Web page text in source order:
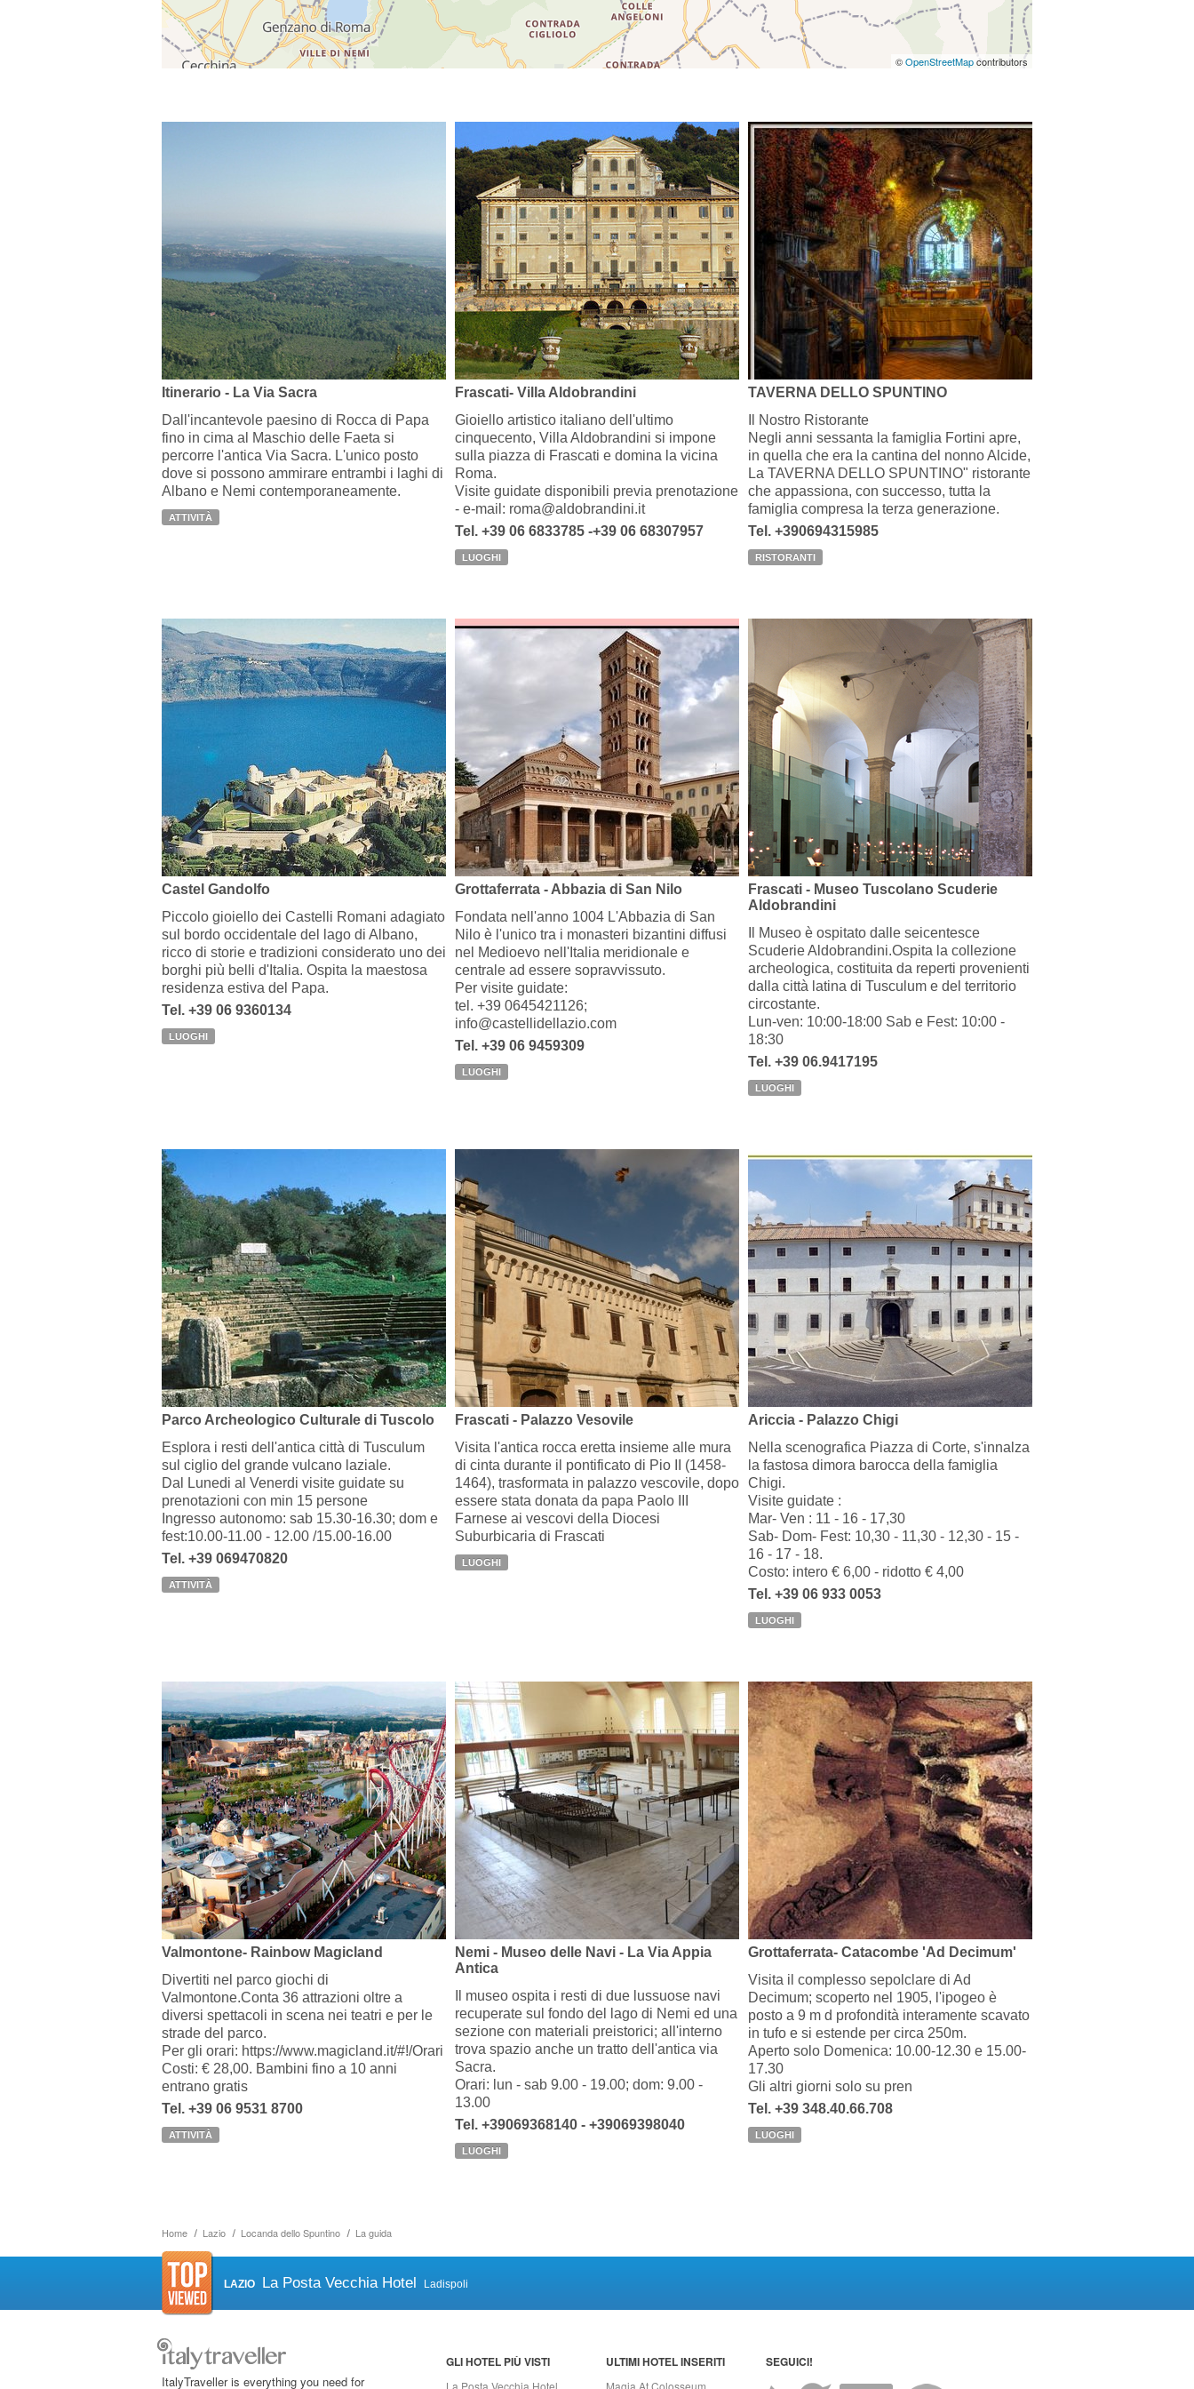
Home Lazio Locanda dello Spuntino La guida
©OpenStreetMapcontributors
Itinerario - La Via Sacra
Dall'incantevole paesino di Rocca di Papa
fino in cima al Maschio delle Faeta si
percorre l'antica Via Sacra. L'unico posto
dove si possono ammirare entrambi i laghi di
Albano e Nemi contemporaneamente.
ATTIVITÀ
Frascati- Villa Aldobrandini
Gioiello artistico italiano dell'ultimo
cinquecento, Villa Aldobrandini si impone
sulla piazza di Frascati e domina la vicina
Roma.
Visite guidate disponibili previa prenotazione
- e-mail: roma@aldobrandini.it
Tel. +39 06 6833785 -+39 06 68307957
LUOGHI
TAVERNA DELLO SPUNTINO
Il Nostro Ristorante
Negli anni sessanta la famiglia Fortini apre,
in quella che era la cantina del nonno Alcide,
La TAVERNA DELLO SPUNTINO" ristorante
che appassiona, con successo, tutta la
famiglia compresa la terza generazione.
Tel. +390694315985
RISTORANTI
Castel Gandolfo
Piccolo gioiello dei Castelli Romani adagiato
sul bordo occidentale del lago di Albano,
ricco di storie e tradizioni considerato uno dei
borghi più belli d'Italia. Ospita la maestosa
residenza estiva del Papa.
Tel. +39 06 9360134
LUOGHI
Grottaferrata - Abbazia di San Nilo
Fondata nell'anno 1004 L'Abbazia di San
Nilo è l'unico tra i monasteri bizantini diffusi
nel Medioevo nell'Italia meridionale e
centrale ad essere sopravvissuto.
Per visite guidate:
tel. +39 0645421126;
info@castellidellazio.com
Tel. +39 06 9459309
LUOGHI
Frascati - Museo Tuscolano Scuderie
Aldobrandini
Il Museo è ospitato dalle seicentesce
Scuderie Aldobrandini.Ospita la collezione
archeologica, costituita da reperti provenienti
dalla città latina di Tusculum e del territorio
circostante.
Lun-ven: 10:00-18:00 Sab e Fest: 10:00 -
18:30
Tel. +39 06.9417195
LUOGHI
Parco Archeologico Culturale di Tuscolo
Esplora i resti dell'antica città di Tusculum
sul ciglio del grande vulcano laziale.
Dal Lunedi al Venerdi visite guidate su
prenotazioni con min 15 persone
Ingresso autonomo: sab 15.30-16.30; dom e
fest:10.00-11.00 - 12.00 /15.00-16.00
Tel. +39 069470820
ATTIVITÀ
Frascati - Palazzo Vesovile
Visita l'antica rocca eretta insieme alle mura
di cinta durante il pontificato di Pio II (1458-
1464), trasformata in palazzo vescovile, dopo
essere stata donata da papa Paolo III
Farnese ai vescovi della Diocesi
Suburbicaria di Frascati
LUOGHI
Ariccia - Palazzo Chigi
Nella scenografica Piazza di Corte, s'innalza
la fastosa dimora barocca della famiglia
Chigi.
Visite guidate :
Mar- Ven : 11 - 16 - 17,30
Sab- Dom- Fest: 10,30 - 11,30 - 12,30 - 15 -
16 - 17 - 18.
Costo: intero € 6,00 - ridotto € 4,00
Tel. +39 06 933 0053
LUOGHI
Valmontone- Rainbow Magicland
Divertiti nel parco giochi di
Valmontone.Conta 36 attrazioni oltre a
diversi spettacoli in scena nei teatri e per le
strade del parco.
Per gli orari: https://www.magicland.it/#!/Orari
Costi: € 28,00. Bambini fino a 10 anni
entrano gratis
Tel. +39 06 9531 8700
ATTIVITÀ
Nemi - Museo delle Navi - La Via Appia
Antica
Il museo ospita i resti di due lussuose navi
recuperate sul fondo del lago di Nemi ed una
sezione con materiali preistorici; all'interno
trova spazio anche un tratto dell'antica via
Sacra.
Orari: lun - sab 9.00 - 19.00; dom: 9.00 -
13.00
Tel. +39069368140 - +39069398040
LUOGHI
Grottaferrata- Catacombe 'Ad Decimum'
Visita il complesso sepolclare di Ad
Decimum; scoperto nel 1905, l'ipogeo è
posto a 9 m d profondità interamente scavato
in tufo e si estende per circa 250m.
Aperto solo Domenica: 10.00-12.30 e 15.00-
17.30
Gli altri giorni solo su pren
Tel. +39 348.40.66.708
LUOGHI
LAZIO La Posta Vecchia Hotel Ladispoli
ItalyTraveller is everything you need for
GLI HOTEL PIÙ VISTI
La Posta Vecchia Hotel
ULTIMI HOTEL INSERITI
Magia At Colosseum
SEGUICI!